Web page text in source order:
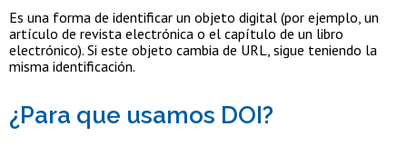
Egresadas/os
Es una forma de identificar un objeto digital (por ejemplo, un
artículo de revista electrónica o el capítulo de un libro
electrónico). Si este objeto cambia de URL, sigue teniendo la
misma identificación.
¿Para que usamos DOI?